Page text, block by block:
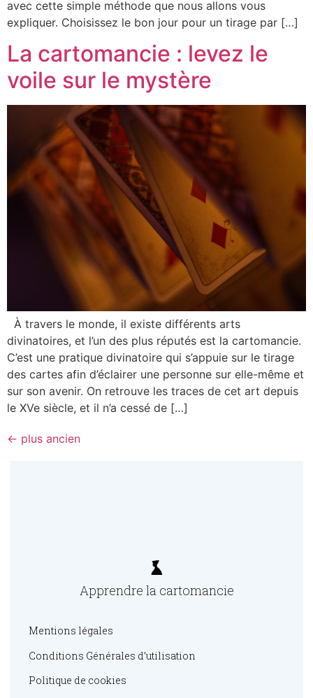
avec cette simple méthode que nous allons vous
expliquer. Choisissez le bon jour pour un tirage par […]
La cartomancie : levez le
voile sur le mystère
À travers le monde, il existe différents arts
divinatoires, et l’un des plus réputés est la cartomancie.
C’est une pratique divinatoire qui s’appuie sur le tirage
des cartes afin d’éclairer une personne sur elle-même et
sur son avenir. On retrouve les traces de cet art depuis
le XVe siècle, et il n’a cessé de […]
← plus ancien
Apprendre la cartomancie
Mentions légales
Conditions Générales d’utilisation
Politique de cookies